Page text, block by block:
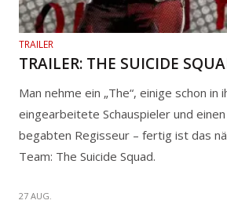
TRAILER
TRAILER: THE SUICIDE
Man nehme ein „The“, einige schon in
eingearbeitete Schauspieler und
begabten Regisseur – fertig ist das
Team: The Suicide Squad.
27 AUG.